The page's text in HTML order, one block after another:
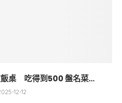
桌 吃得到500 盤名菜...
12-12